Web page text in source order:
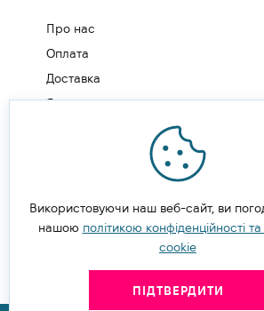
Про нас
Оплата
Доставка
Як замовити
Як зареєструватись
Типи користувачів
Угода користувача
Політика конфіденційності
Використовуючи наш веб-сайт, ви
нашою політикою конфіденційності
cookie
ПІДТВЕРДИТИ